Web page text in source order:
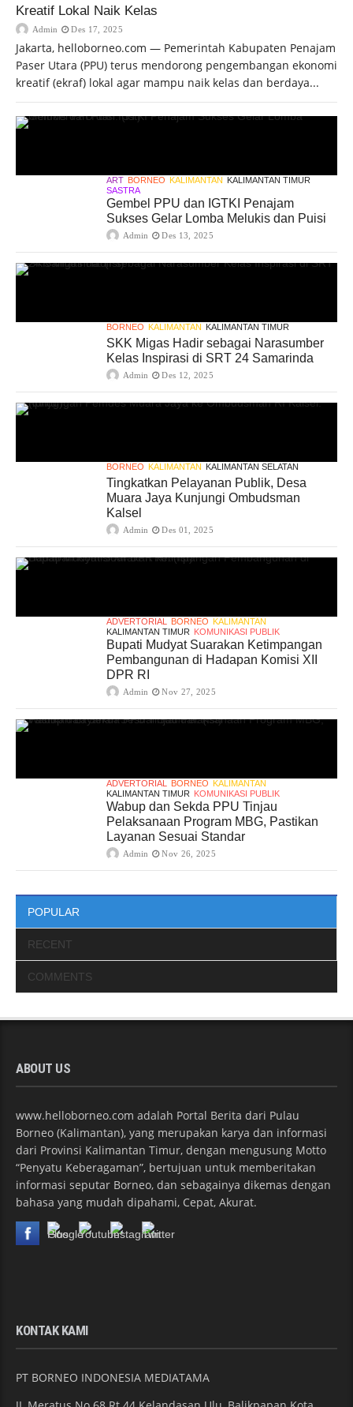
Kreatif Lokal Naik Kelas
Admin Des 17, 2025
Jakarta, helloborneo.com — Pemerintah Kabupaten Penajam
Paser Utara (PPU) terus mendorong pengembangan ekonomi
kreatif (ekraf) lokal agar mampu naik kelas dan berdaya...
ART BORNEO KALIMANTAN
KALIMANTAN TIMUR
SASTRA
Gembel PPU dan IGTKI Penajam
Sukses Gelar Lomba Melukis dan Puisi
Admin Des 13, 2025
BORNEO KALIMANTAN KALIMANTAN TIMUR
SKK Migas Hadir sebagai Narasumber
Kelas Inspirasi di SRT 24 Samarinda
Admin Des 12, 2025
BORNEO KALIMANTAN KALIMANTAN SELATAN
Tingkatkan Pelayanan Publik, Desa
Muara Jaya Kunjungi Ombudsman
Kalsel
Admin Des 01, 2025
ADVERTORIAL BORNEO
KALIMANTAN
KALIMANTAN TIMUR
KOMUNIKASI PUBLIK
Bupati Mudyat Suarakan Ketimpangan
Pembangunan di Hadapan Komisi XII
DPR RI
Admin Nov 27, 2025
ADVERTORIAL BORNEO
KALIMANTAN
KALIMANTAN TIMUR
KOMUNIKASI PUBLIK
Wabup dan Sekda PPU Tinjau
Pelaksanaan Program MBG, Pastikan
Layanan Sesuai Standar
Admin Nov 26, 2025
POPULAR
RECENT
COMMENTS
ABOUT US
www.helloborneo.com adalah Portal Berita dari Pulau
Borneo (Kalimantan), yang merupakan karya dan informasi
dari Provinsi Kalimantan Timur, dengan mengusung Motto
“Penyatu Keberagaman”, bertujuan untuk memberitakan
informasi seputar Borneo, dan sebagainya dikemas dengan
bahasa yang mudah dipahami, Cepat, Akurat.
KONTAK KAMI
PT BORNEO INDONESIA MEDIATAMA